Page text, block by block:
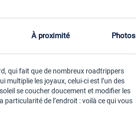
À proximité Photos
qui fait que de nombreux roadtrippers
multiplie les joyaux, celui-ci est l’un des
se coucher doucement et modifier les
de l’endroit : voilà ce qui vous